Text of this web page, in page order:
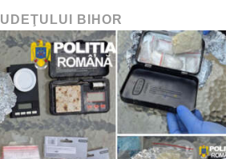
BIHOR